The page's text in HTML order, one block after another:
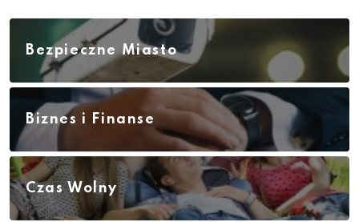
Bezpieczne Miasto
Biznes i Finanse
Czas Wolny